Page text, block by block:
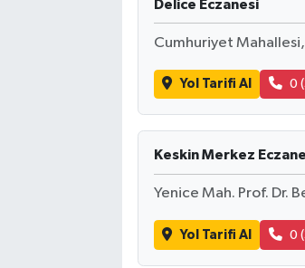
Delice Eczanesi
Cumhuriyet Mahallesi,
Yol Tarifi Al 0
Keskin Merkez
Yenice Mah. Prof. Dr.
Yol Tarifi Al 0